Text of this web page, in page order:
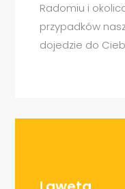
Radomiu i
przypadków
dojedzie do